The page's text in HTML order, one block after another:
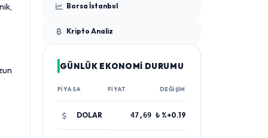
Borsa İstanbul
Kripto Analiz
GÜNLÜK EKONOMİ DURUMU
PIYASA FIYAT DEĞIŞIM
DOLAR 47,69 ₺ %+0.19